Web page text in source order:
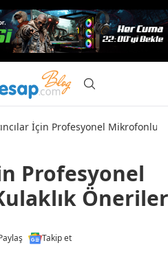
İçin Profesyonel Mikrofonlu
Profesyonel
Takip et